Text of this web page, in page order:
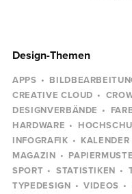
Design-Themen
APPS
CREATIVE CLOUD
DESIGNVERBÄNDE
HARDWARE
INFOGRAFIK
KALENDER
MAGAZIN
SPORT
STATISTIKEN
TYPEDESIGN
VIDEOS